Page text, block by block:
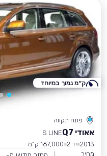
פתח תקווה
אאודי Q7
S LINE
2013 יד 2
167,000 ק״מ
מחיר
ק״מ נמוך במיוחד